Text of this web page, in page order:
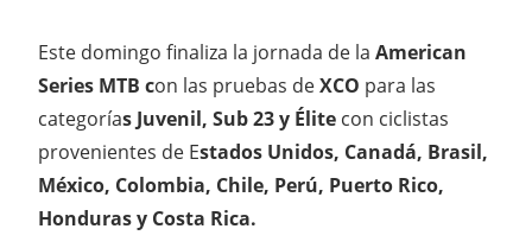
Este domingo finaliza la jornada de la American
Series MTB con las pruebas deXCO para las
categorías Juvenil, Sub 23 y Élite con ciclistas
provenientes de Estados Unidos, Canadá, Brasil,
México, Colombia, Chile, Perú, Puerto Rico,
Honduras y Costa Rica.